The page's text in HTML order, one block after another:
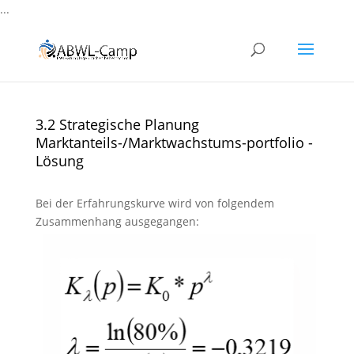
...
3.2 Strategische Planung
Marktanteils-/Marktwachstums-portfolio -
Lösung
Bei der Erfahrungskurve wird von folgendem
Zusammenhang ausgegangen: